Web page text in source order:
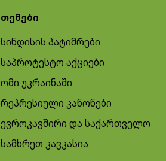
თემები
სინდისის პატიმრები
საპროტესტო აქციები
ომი უკრაინაში
რეპრესიული კანონები
ევროკავშირი და საქართველო
სამხრეთ კავკასია